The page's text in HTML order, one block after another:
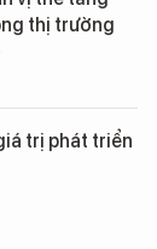
thị trường
trị phát triển